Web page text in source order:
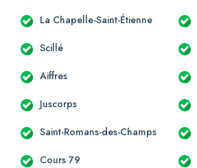
La Chapelle-Saint-Étienne
Scillé
Aiffres
Juscorps
Saint-Romans-des-Champs
Cours 79